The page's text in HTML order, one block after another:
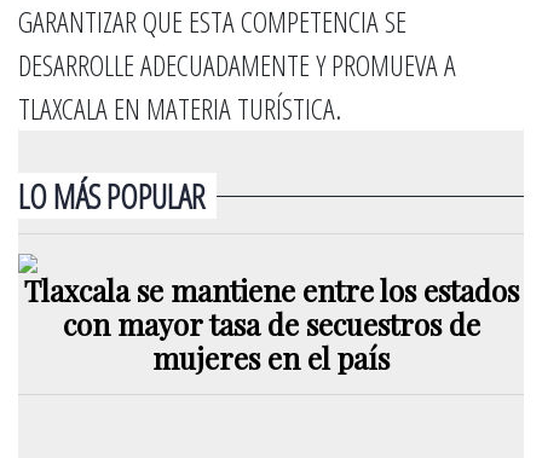
GARANTIZAR QUE ESTA COMPETENCIA SE
DESARROLLE ADECUADAMENTE Y PROMUEVA A
TLAXCALA EN MATERIA TURÍSTICA.
LO MÁS POPULAR
Tlaxcala se mantiene entre los estados
con mayor tasa de secuestros de
mujeres en el país